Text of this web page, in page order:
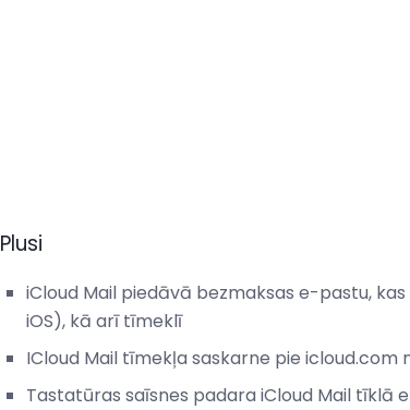
Plusi
iCloud Mail piedāvā bezmaksas e-pastu,
iOS), kā arī tīmeklī
ICloud Mail tīmekļa saskarne pie icloud.com
Tastatūras saīsnes padara iCloud Mail tīklā